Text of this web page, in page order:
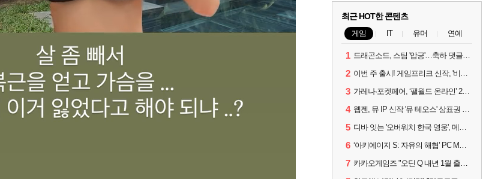
최근 HOT한 콘텐츠
게임 IT 유머 연예
1 드래곤소드, 스팀 '압긍'…축하 댓글 달고 게임 코드 받자!
2 이번 주 출시! 게임프리크 신작, '비스트 오브 리인카네이션'
3 가레나·포켓페어, ‘팰월드 온라인’ 2026년 출시 예고
4 웹젠, 뮤 IP 신작 '뮤 테오스' 상표권 출원
5 디바 잇는 '오버워치 한국 영웅', 메카 파일럿 디몬 나온다
6 ‘아키에이지 S: 자유의 해협’ PC MMORPG로 개발한다
7 카카오게임즈 "오딘 Q 내년 1월 출시, 연기는 없다"